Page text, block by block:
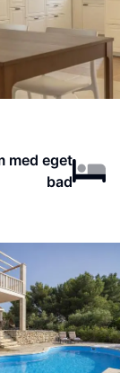
med eget
bad